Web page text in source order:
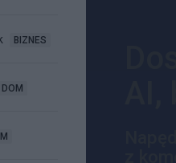
BIZNES
DOM